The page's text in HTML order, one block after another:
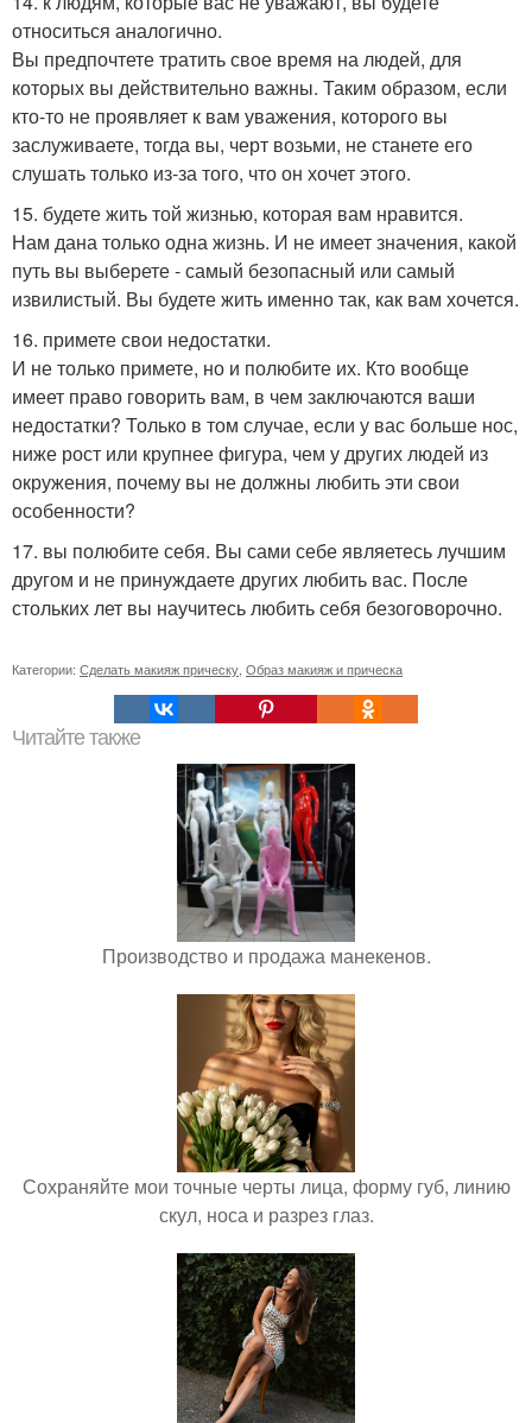
относиться аналогично.
Вы предпочтете тратить свое время на людей, для
которых вы действительно важны. Таким образом, если
кто-то не проявляет к вам уважения, которого вы
заслуживаете, тогда вы, черт возьми, не станете его
слушать только из-за того, что он хочет этого.
15. будете жить той жизнью, которая вам нравится.
Нам дана только одна жизнь. И не имеет значения, какой
путь вы выберете - самый безопасный или самый
извилистый. Вы будете жить именно так, как вам хочется.
16. примете свои недостатки.
И не только примете, но и полюбите их. Кто вообще
имеет право говорить вам, в чем заключаются ваши
недостатки? Только в том случае, если у вас больше нос,
ниже рост или крупнее фигура, чем у других людей из
окружения, почему вы не должны любить эти свои
особенности?
17. вы полюбите себя. Вы сами себе являетесь лучшим
другом и не принуждаете других любить вас. После
стольких лет вы научитесь любить себя безоговорочно.
Категории: Сделать макияж прическу Образ макияж и прическа
Читайте также
Производство и продажа манекенов.
Сохраняйте мои точные черты лица, форму губ, линию
скул, носа и разрез глаз.